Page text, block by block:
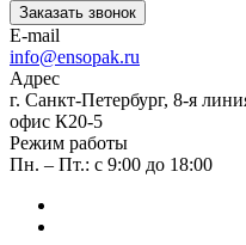
Заказать звонок
E-mail
info@ensopak.ru
Адрес
г. Санкт-Петербург, 8-я
офис К20-5
Режим работы
Пн. – Пт.: с 9:00 до 18:00